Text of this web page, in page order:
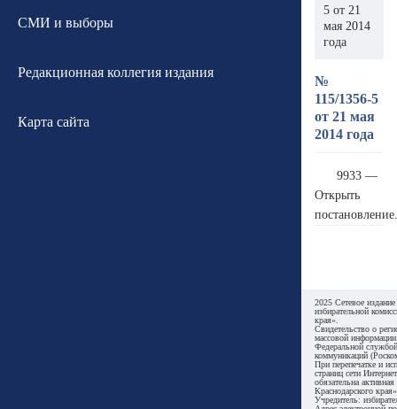
СМИ и выборы
Редакционная коллегия издания
Карта сайта
5 от 21
мая 2014
года
№
115/1356-5
от 21 мая
2014 года
9933 —
Открыть
2025 Сетевое
избирательной
края».
Свидетельство о
массовой
Федеральной
коммуникаций
При перепечатке и
страниц сети Интернет
обязательна
Краснодарского
Учредитель: